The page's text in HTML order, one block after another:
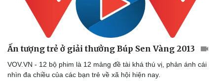
Ấn tượng trẻ ở giải thưởng Búp Sen Vàng 2013
VOV.VN - 12 bộ phim là 12 mảng đề tài khá thú vị, phản ánh cái
nhìn đa chiều của các bạn trẻ về xã hội hiện nay.